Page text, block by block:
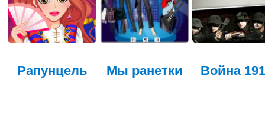
Рапунцель Мы ранетки Война